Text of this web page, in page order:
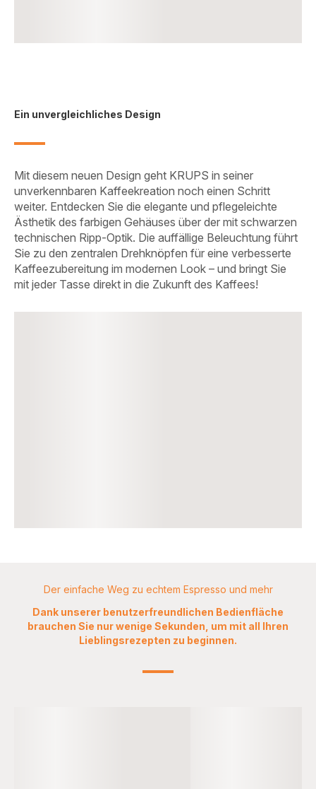
Ein unvergleichliches Design
Mit diesem neuen Design geht KRUPS in seiner
unverkennbaren Kaffeekreation noch einen Schritt
weiter. Entdecken Sie die elegante und pflegeleichte
Ästhetik des farbigen Gehäuses über der mit schwarzen
technischen Ripp-Optik. Die auffällige Beleuchtung führt
Sie zu den zentralen Drehknöpfen für eine verbesserte
Kaffeezubereitung im modernen Look – und bringt Sie
mit jeder Tasse direkt in die Zukunft des Kaffees!
Der einfache Weg zu echtem Espresso und mehr
Dank unserer benutzerfreundlichen Bedienfläche
brauchen Sie nur wenige Sekunden, um mit all Ihren
Lieblingsrezepten zu beginnen.